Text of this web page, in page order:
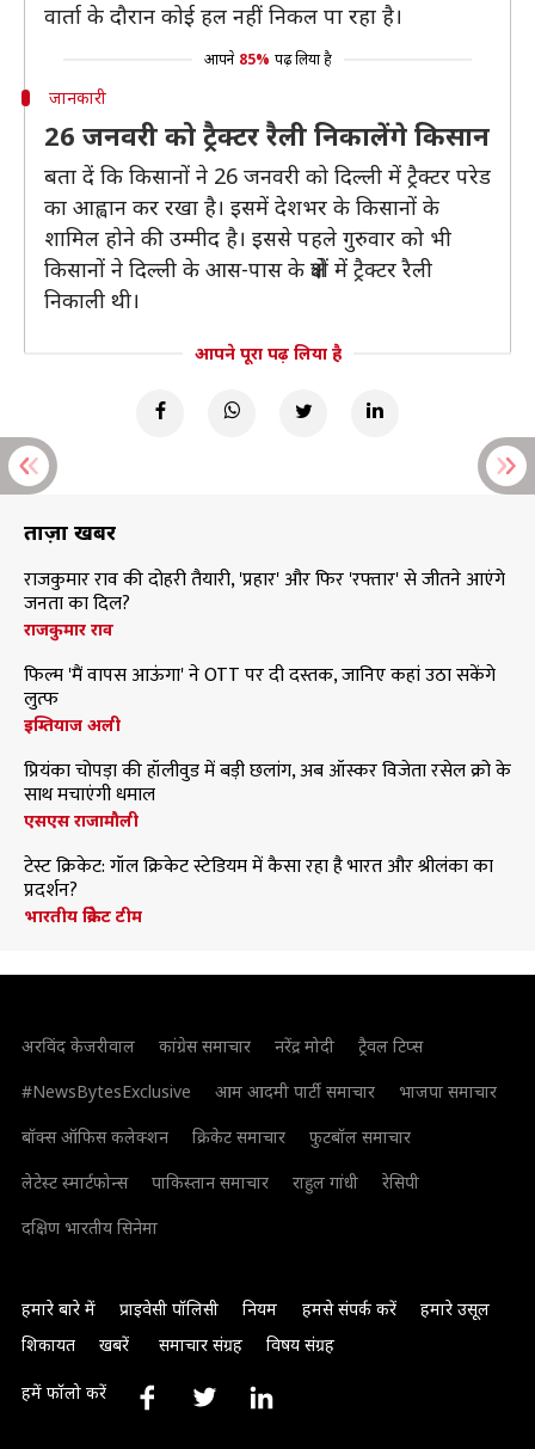
वार्ता के दौरान कोई हल नहीं निकल पा रहा है।
आपने 85% पढ़ लिया है
जानकारी
26 जनवरी को ट्रैक्टर रैली निकालेंगे किसान
बता दें कि किसानों ने 26 जनवरी को दिल्ली में ट्रैक्टर परेड
का आह्वान कर रखा है। इसमें देशभर के किसानों के
शामिल होने की उम्मीद है। इससे पहले गुरुवार को भी
किसानों ने दिल्ली के आस-पास के क्षेत्रों में ट्रैक्टर रैली
निकाली थी।
आपने पूरा पढ़ लिया है
ताज़ा खबरें
राजकुमार राव की दोहरी तैयारी, 'प्रहार' और फिर 'रफ्तार' से जीतने आएंगे
जनता का दिल?
राजकुमार राव
फिल्म 'मैं वापस आऊंगा' ने OTT पर दी दस्तक, जानिए कहां उठा सकेंगे
लुत्फ
इम्तियाज अली
प्रियंका चोपड़ा की हॉलीवुड में बड़ी छलांग, अब ऑस्कर विजेता रसेल क्रो के
साथ मचाएंगी धमाल
एसएस राजामौली
टेस्ट क्रिकेट: गॉल क्रिकेट स्टेडियम में कैसा रहा है भारत और श्रीलंका का
प्रदर्शन?
भारतीय क्रिकेट टीम
अरविंद केजरीवाल कांग्रेस समाचार नरेंद्र मोदी
ट्रैवल टिप्स
#NewsBytesExclusive
आम आदमी पार्टी समाचार
भाजपा समाचार
बॉक्स ऑफिस कलेक्शन
क्रिकेट समाचार
फुटबॉल समाचार
लेटेस्ट स्मार्टफोन्स
पाकिस्तान समाचार राहुल गांधी
रेसिपी
दक्षिण भारतीय सिनेमा
हमारे बारे में प्राइवेसी पॉलिसी नियम हमसे संपर्क करें
हमारे उसूल
शिकायत
खबरें समाचार संग्रह विषय संग्रह
हमें फॉलो करें